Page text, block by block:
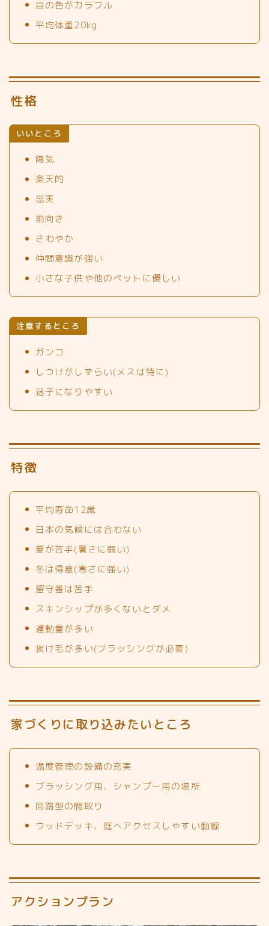
目の色がカラフル
平均体重20kg
性格
いいところ
陽気
楽天的
忠実
前向き
さわやか
仲間意識が強い
小さな子供や他のペットに優しい
注意するところ
ガンコ
しつけがしずらい(メスは特に)
迷子になりやすい
特徴
平均寿命12歳
日本の気候には合わない
夏が苦手(暑さに弱い)
冬は得意(寒さに強い)
留守番は苦手
スキンシップが多くないとダメ
運動量が多い
抜け毛が多い(ブラッシングが必要)
家づくりに取り込みたいところ
温度管理の設備の充実
ブラッシング用、シャンプー用の場所
回路型の間取り
ウッドデッキ、庭へアクセスしやすい動線
アクションプラン